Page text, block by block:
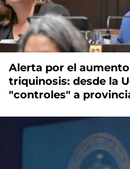
Alerta por el
triquinosis: desde la
"controles" a